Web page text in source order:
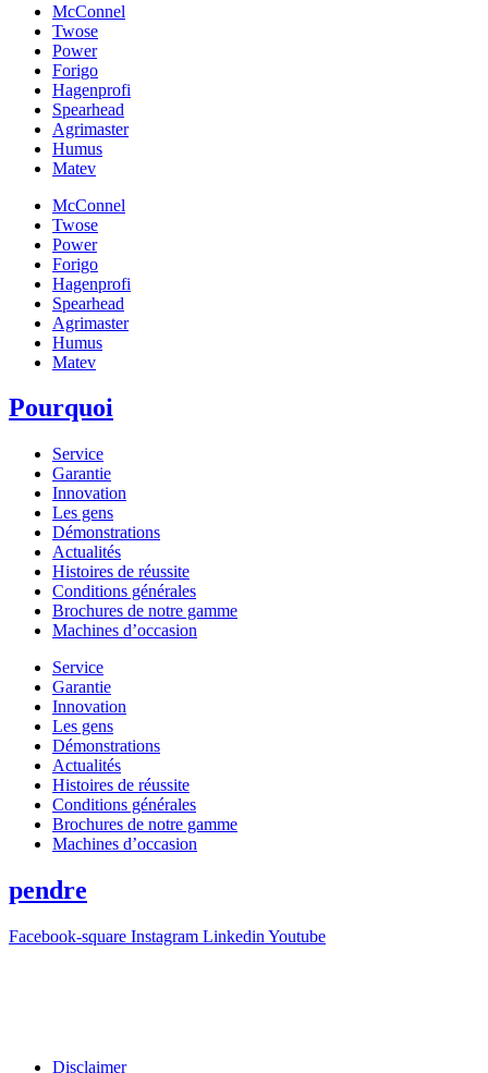
McConnel
Twose
Power
Forigo
Hagenprofi
Spearhead
Agrimaster
Humus
Matev
McConnel
Twose
Power
Forigo
Hagenprofi
Spearhead
Agrimaster
Humus
Matev
Pourquoi
Service
Garantie
Innovation
Les gens
Démonstrations
Actualités
Histoires de réussite
Conditions générales
Brochures de notre gamme
Machines d’occasion
Service
Garantie
Innovation
Les gens
Démonstrations
Actualités
Histoires de réussite
Conditions générales
Brochures de notre gamme
Machines d’occasion
pendre
Facebook-square Instagram Linkedin Youtube
Disclaimer